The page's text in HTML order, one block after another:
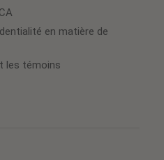
en matière de
les témoins